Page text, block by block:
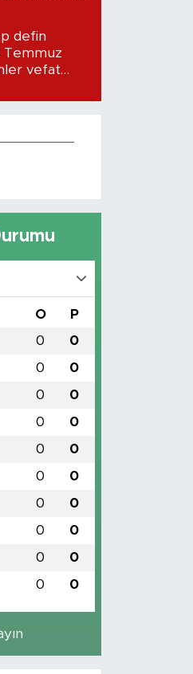
defin
Temmuz
vefat
O P
0 0
0 0
0 0
0 0
0 0
0 0
0 0
0 0
0 0
0 0